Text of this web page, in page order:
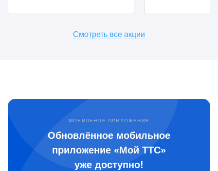
Смотреть все акции
МОБИЛЬНОЕ ПРИЛОЖЕНИЕ
Обновлённое мобильное
приложение «Мой ТТС»
уже доступно!